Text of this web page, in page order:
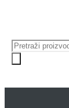
Products
search